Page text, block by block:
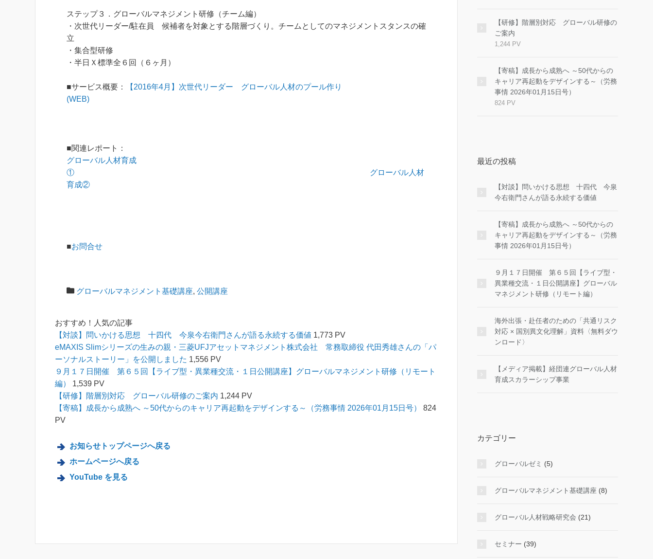
ステップ３．グローバルマネジメント研修（チーム編）
・次世代リーダー/駐在員 候補者を対象とする階層づくり。チームとしてのマネジメントスタンスの確
立
・集合型研修
・半日Ｘ標準全６回（６ヶ月）
■サービス概要：
【2016年4月】次世代リーダー グローバル人材のプール作り
(WEB)
■関連レポート：
グローバル人材育成
①
グローバル人材
育成②
■お問合せ
グローバルマネジメント基礎講座, 公開講座
おすすめ！人気の記事
【対談】問いかける思想 十四代 今泉今右衛門さんが語る永続する価値 1,773 PV
eMAXIS Slimシリーズの生みの親・三菱UFJアセットマネジメント株式会社 常務取締役 代田秀雄さんの「パ
ーソナルストーリー」を公開しました 1,556 PV
９月１７日開催 第６５回【ライブ型・異業種交流・１日公開講座】グローバルマネジメント研修（リモート
編）
1,539 PV
【研修】階層別対応 グローバル研修のご案内 1,244 PV
【寄稿】成長から成熟へ ～50代からのキャリア再起動をデザインする～（労務事情 2026年01月15日号）
824
PV
お知らせトップページへ戻る
ホームページへ戻る
YouTube を見る
【研修】階層別対応 グローバル研修の
ご案内
1,244 PV
【寄稿】成長から成熟へ ～50代からの
キャリア再起動をデザインする～（労務
事情 2026年01月15日号）
824 PV
最近の投稿
【対談】問いかける思想 十四代 今泉
今右衛門さんが語る永続する価値
【寄稿】成長から成熟へ ～50代からの
キャリア再起動をデザインする～（労務
事情 2026年01月15日号）
９月１７日開催 第６５回【ライブ型・
異業種交流・１日公開講座】グローバル
マネジメント研修（リモート編）
海外出張・赴任者のための「共通リスク
対応 × 国別異文化理解」資料〈無料ダウ
ンロード〉
【メディア掲載】経団連グローバル人材
育成スカラーシップ事業
カテゴリー
グローバルゼミ (5)
グローバルマネジメント基礎講座 (8)
グローバル人材戦略研究会 (21)
セミナー (39)